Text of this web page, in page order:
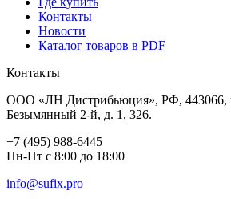
Контакты
Новости
Каталог товаров в PDF
Контакты
ООО «ЛН Дистрибьюция», РФ, 443066,
Безымянный 2-й, д. 1, 326.
+7 (495) 988-6445
Пн-Пт с 8:00 до 18:00
info@sufix.pro